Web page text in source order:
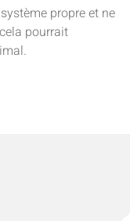
propre et ne
pourrait